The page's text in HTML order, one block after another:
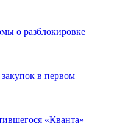
о разблокировке
в первом
«Кванта»